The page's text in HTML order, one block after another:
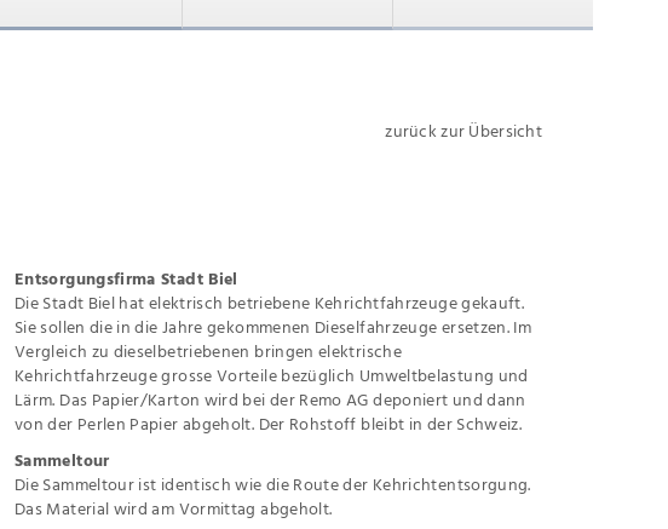
zurück zur Übersicht
Entsorgungsfirma Stadt Biel
Die Stadt Biel hat elektrisch betriebene Kehrichtfahrzeuge gekauft.
Sie sollen die in die Jahre gekommenen Dieselfahrzeuge ersetzen. Im
Vergleich zu dieselbetriebenen bringen elektrische
Kehrichtfahrzeuge grosse Vorteile bezüglich Umweltbelastung und
Lärm. Das Papier/Karton wird bei der Remo AG deponiert und dann
von der Perlen Papier abgeholt. Der Rohstoff bleibt in der Schweiz.
Sammeltour
Die Sammeltour ist identisch wie die Route der Kehrichtentsorgung.
Das Material wird am Vormittag abgeholt.